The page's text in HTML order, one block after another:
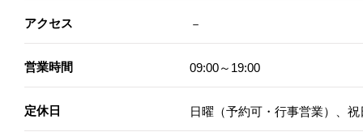
アクセス －
営業時間 09:00～19:00
定休日 日曜（予約可・行事営業）、